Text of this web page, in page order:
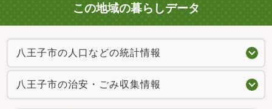
この地域の暮らしデータ
八王子市の人口などの統計情報
八王子市の治安・ごみ収集情報